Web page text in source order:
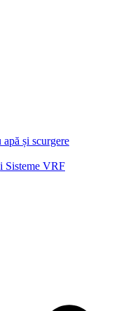
și scurgere
Sisteme VRF